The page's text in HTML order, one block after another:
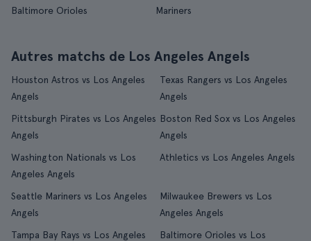
Baltimore Orioles
Mariners
Autres matchs de Los Angeles Angels
Houston Astros vs Los Angeles
Angels
Texas Rangers vs Los Angeles
Angels
Pittsburgh Pirates vs Los Angeles
Angels
Boston Red Sox vs Los Angeles
Angels
Washington Nationals vs Los
Angeles Angels
Athletics vs Los Angeles Angels
Seattle Mariners vs Los Angeles
Angels
Milwaukee Brewers vs Los
Angeles Angels
Tampa Bay Rays vs Los Angeles
Baltimore Orioles vs Los